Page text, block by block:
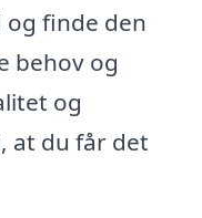
finde den
behov og
og
at du får det